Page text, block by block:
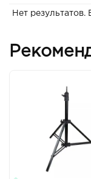
Нет результатов.